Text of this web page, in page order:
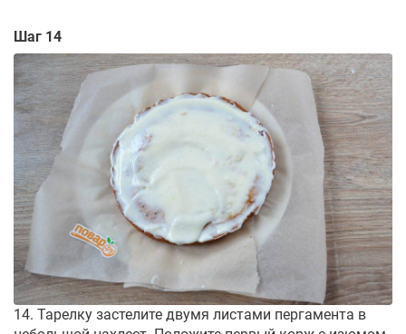
Шаг 14
14. Тарелку застелите двумя листами пергамента в